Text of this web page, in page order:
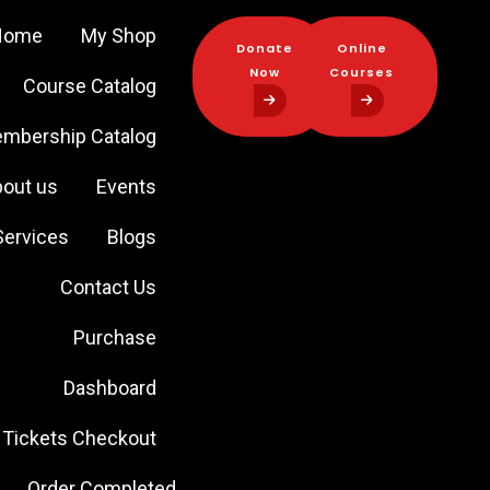
My Shop
Course Catalog
Catalog
us Events
Blogs
Contact Us
Purchase
Dashboard
Tickets Checkout
Donate
Now
Online
Courses